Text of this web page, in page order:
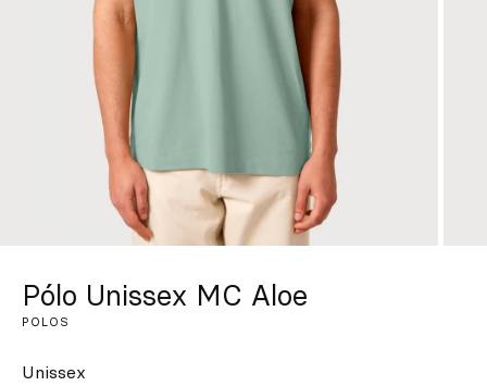
Inspire-se
ES EN FR
Pólo Unissex MC Aloe
POLOS
Unissex